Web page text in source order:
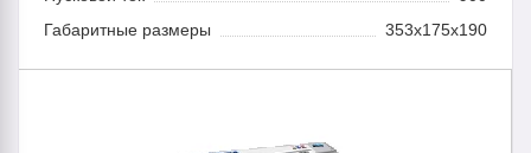
Габаритные размеры
353x175x190